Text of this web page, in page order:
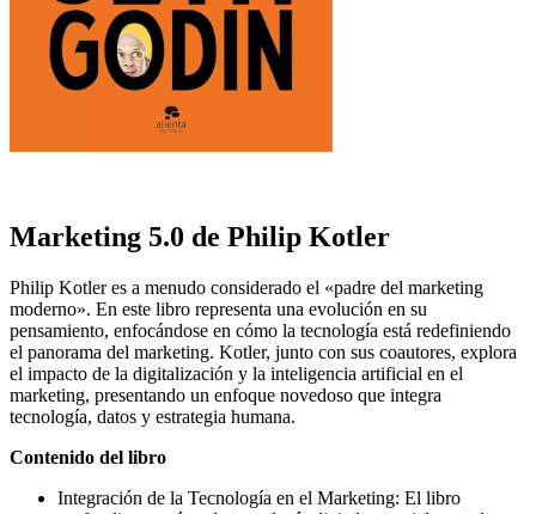
Marketing 5.0 de Philip Kotler
Philip Kotler es a menudo considerado el «padre del marketing
moderno». En este libro representa una evolución en su
pensamiento, enfocándose en cómo la tecnología está redefiniendo
el panorama del marketing. Kotler, junto con sus coautores, explora
el impacto de la digitalización y la inteligencia artificial en el
marketing, presentando un enfoque novedoso que integra
tecnología, datos y estrategia humana.
Contenido del libro
Integración de la Tecnología en el Marketing: El libro